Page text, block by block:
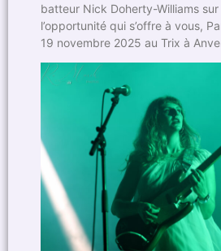
batteur Nick Doherty-Williams
l’opportunité qui s’offre à vous,
19 novembre 2025 au Trix à